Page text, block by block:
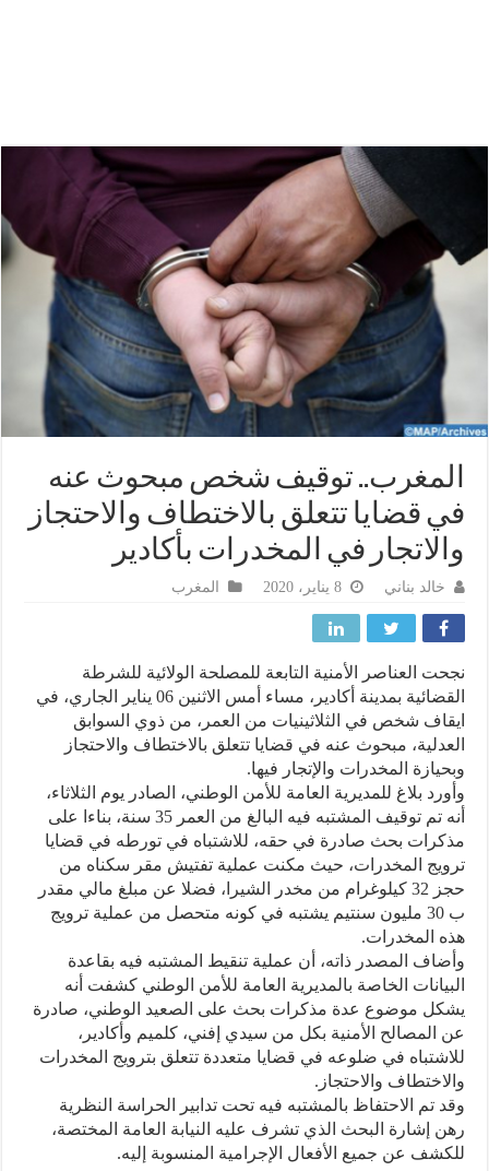
توقيف شخص مبحوث عنه
قضايا تتعلق بالاختطاف والاحتجاز
في المخدرات بأكادير
خالد بناني المغرب
العناصر الأمنية التابعة للمصلحة الولائية للشرطة
القضائية بمدينة أكادير، مساء أمس الاثنين 06 يناير الجاري، في
شخص في الثلاثينيات من العمر، من ذوي السوابق
مبحوث عنه في قضايا تتعلق بالاختطاف والاحتجاز
المخدرات والإتجار فيها.
بلاغ للمديرية العامة للأمن الوطني، الصادر يوم الثلاثاء،
أنه تم توقيف المشتبه فيه البالغ من العمر 35 سنة، بناءا على
بحث صادرة في حقه، للاشتباه في تورطه في قضايا
المخدرات، حيث مكنت عملية تفتيش مقر سكناه من
حجز 32 كيلوغرام من مخدر الشيرا، فضلا عن مبلغ مالي مقدر
ب 30 مليون سنتيم يشتبه في كونه متحصل من عملية ترويج
المخدرات.
المصدر ذاته، أن عملية تنقيط المشتبه فيه بقاعدة
الخاصة بالمديرية العامة للأمن الوطني كشفت أنه
موضوع عدة مذكرات بحث على الصعيد الوطني، صادرة
المصالح الأمنية بكل من سيدي إفني، كلميم وأكادير،
في ضلوعه في قضايا متعددة تتعلق بترويج المخدرات
والاحتجاز.
تم الاحتفاظ بالمشتبه فيه تحت تدابير الحراسة النظرية
إشارة البحث الذي تشرف عليه النيابة العامة المختصة،
عن جميع الأفعال الإجرامية المنسوبة إليه.